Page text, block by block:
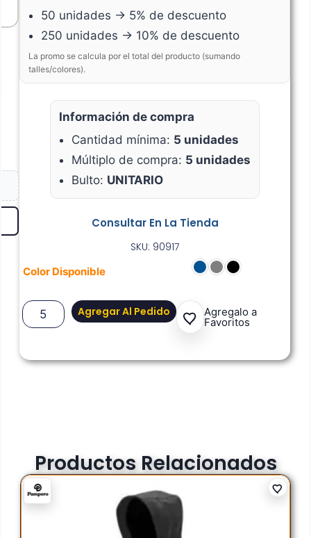
Consultar En La Tienda
SKU: 90917
Color Disponible
Agregar Al Pedido Agregalo a
Favoritos
50 unidades → 5% de descuento
250 unidades → 10% de descuento
La promo se calcula por el total del producto (sumando
talles/colores).
Información de compra
Cantidad mínima: 5 unidades
Múltiplo de compra: 5 unidades
Bulto: UNITARIO
Productos Relacionados